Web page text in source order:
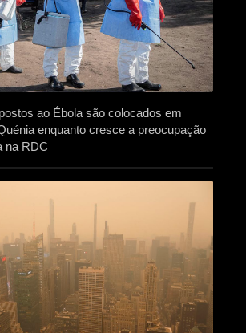
ao Ébola são colocados em
enquanto cresce a preocupação
na RDC